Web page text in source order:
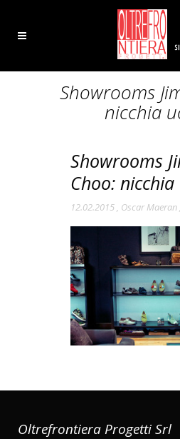
Showrooms
nicchia
Showrooms
Choo:
12.02.2015, Oscar Maeran,
Oltrefrontiera Progetti Srl